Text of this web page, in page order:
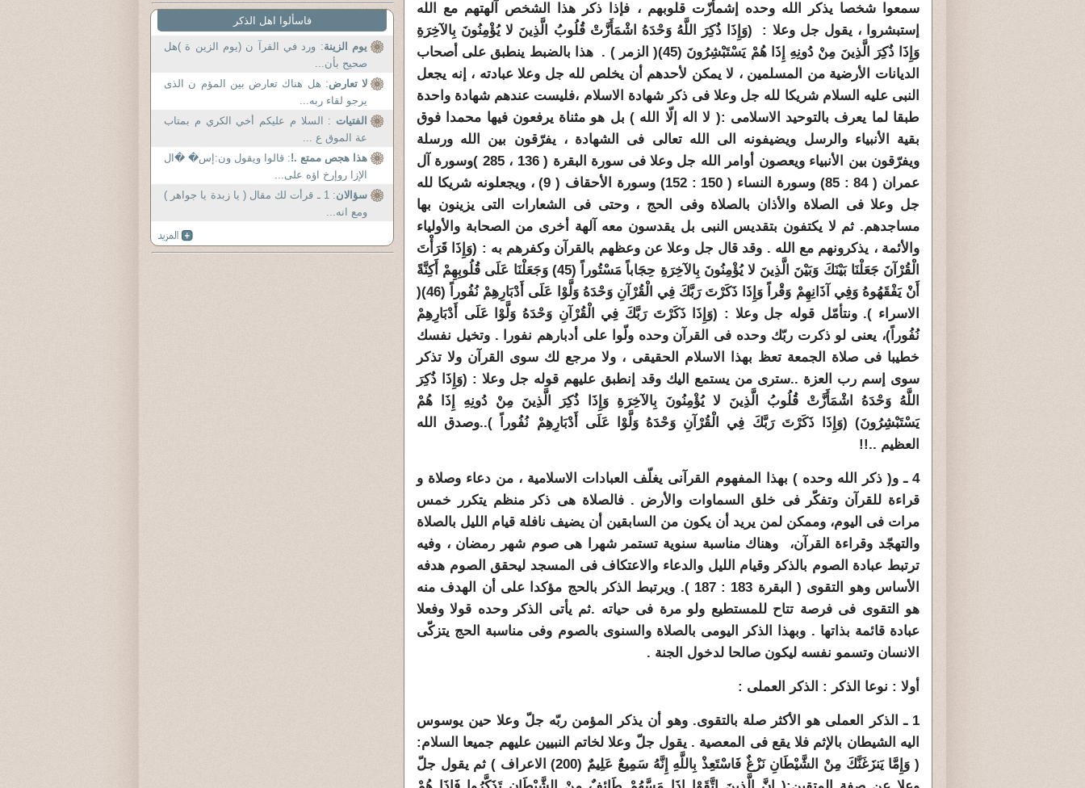
سمعوا شخصا يذكر الله وحده إشمأزّت قلوبهم ، فإذا ذكر هذا الشخص آلهتهم مع الله
إستبشروا ، يقول جل وعلا :
(وَإِذَا ذُكِرَ اللَّهُ وَحْدَهُ اشْمَأَزَّتْ قُلُوبُ الَّذِينَ لا يُؤْمِنُونَ بِالآخِرَةِ
وَإِذَا ذُكِرَ الَّذِينَ مِنْ دُونِهِ إِذَا هُمْ يَسْتَبْشِرُونَ (45)
( الزمر ) . هذا بالضبط ينطبق على أصحاب
الديانات الأرضية من المسلمين ، لا يمكن لأحدهم أن يخلص لله جل وعلا عبادته ، إنه يجعل
النبى عليه السلام شريكا لله جل وعلا فى ذكر شهادة الاسلام ،فليست عندهم شهادة واحدة
طبقا لما يعرف بالتوحيد الاسلامى :( لا اله إلّا الله ) بل هو مثناة يرفعون فيها محمدا فوق
بقية الأنبياء والرسل ويضيفونه الى الله تعالى فى الشهادة ، يفرّقون بين الله ورسلة
ويفرّقون بين الأنبياء ويعصون أوامر الله جل وعلا فى سورة البقرة ( 136 ، 285 )وسورة آل
عمران ( 84 : 85) وسورة النساء ( 150 : 152) وسورة الأحقاف ( 9) ، ويجعلونه شريكا لله
جل وعلا فى الصلاة والأذان بالصلاة وفى الحج ، وحتى فى الشعارات التى يزينون بها
مساجدهم. ثم لا يكتفون بتقديس النبى بل يقدسون معه آلهة أخرى من الصحابة والأولياء
والأئمة ، يذكرونهم مع الله . وقد قال جل وعلا عن وعظهم بالقرآن وكفرهم به : (وَإِذَا قَرَأْتَ
الْقُرْآنَ جَعَلْنَا بَيْنَكَ وَبَيْنَ الَّذِينَ لا يُؤْمِنُونَ بِالآخِرَةِ حِجَاباً مَسْتُوراً (45) وَجَعَلْنَا عَلَى قُلُوبِهِمْ أَكِنَّةً
أَنْ يَفْقَهُوهُ وَفِي آذَانِهِمْ وَقْراً وَإِذَا ذَكَرْتَ رَبَّكَ فِي الْقُرْآنِ وَحْدَهُ وَلَّوْا عَ
لَى أَدْبَارِهِمْ نُفُوراً (46)(
الاسراء ). ونتأمّل قوله جل وعلا : (وَإِذَا ذَكَرْتَ رَبَّكَ فِي الْقُرْآنِ وَحْدَهُ وَلَّوْا عَلَى أَدْبَارِهِمْ
نُفُوراً)، يعنى لو ذكرت ربّك وحده فى القرآن وحده ولّوا على أدبارهم نفورا . وتخيل نفسك
خطيبا فى صلاة الجمعة تعظ بهذا الاسلام الحقيقى ، ولا مرجع لك سوى القرآن ولا تذكر
سوى إسم رب العزة ..سترى من يستمع اليك وقد إنطبق عليهم قوله جل وعلا : (وَإِذَا ذُكِرَ
اللَّهُ وَحْدَهُ اشْمَأَزَّتْ قُلُوبُ الَّذِينَ لا يُؤْمِنُونَ بِالآخِرَةِ وَإِذَا ذُكِرَ الَّذِينَ مِنْ دُونِهِ إِذَا هُمْ
يَسْتَبْشِرُونَ) (وَإِذَا ذَكَرْتَ رَبَّكَ فِي الْقُرْآنِ وَحْدَهُ وَلَّوْا عَلَى أَدْبَارِهِمْ نُفُوراً )..وصدق الله
العظيم ..!!
4 ـ و( ذكر الله وحده ) بهذا المفهوم القرآنى يغلّف العبادات الاسلامية ، من دعاء وصلاة و
قراءة للقرآن وتفكّر فى خلق السماوات والأرض . فالصلاة هى ذكر منظم يتكرر خمس
مرات فى اليوم، وممكن لمن يريد أن يكون من السابقين أن يضيف نافلة قيام الليل بالصلاة
والتهجّد وقراءة القرآن، وهناك مناسبة سنوية تستمر شهرا هى صوم شهر رمضان ، وفيه
ترتبط عبادة الصوم بالذكر وقيام الليل والدعاء والاعتكاف فى المسجد ليحقق الصوم هدفه
الأساس وهو التقوى ( البقرة 183 : 187 ). ويرتبط الذكر بالحج مؤكدا على أن الهدف منه
هو التقوى فى فرصة تتاح للمستطيع ولو مرة فى حياته .ثم يأتى الذكر وحده قولا وفعلا
عبادة قائمة بذاتها . وبهذا الذكر اليومى بالصلاة والسنوى بالصوم وفى مناسبة الحج يتزكّى
الانسان وتسمو نفسه ليكون صالحا لدخول الجنة .
أولا : نوعا الذكر : الذكر العملى :
1 ـ الذكر العملى هو الأكثر صلة بالتقوى. وهو أن يذكر المؤمن ربّه جلّ وعلا حين يوسوس
اليه الشيطان بالإثم فلا يقع فى المعصية . يقول جلّ وعلا لخاتم النبيين عليهم جميعا السلام:
( وَإِمَّا يَنزَغَنَّكَ مِنْ الشَّيْطَانِ نَزْغٌ فَاسْتَعِذْ بِاللَّهِ إِنَّهُ سَمِيعٌ عَلِيمٌ (200) الاعراف ) ثم يقول جلّ
فاسألوا اهل الذكر
يوم الزينة: ورد في القرآ ن (يوم الزين ة )هل
صحيح بأن...
لا تعارض: هل هناك تعارض بين المؤم ن الذى
يرجو لقاء ربه...
الفتيات : السلا م عليكم أخي الكري م بمتاب
عة الموق ع ...
هذا هجص ممتع .!: قالوا ويقول ون:إس� �ال
الإزا روإرخ اؤه على...
سؤالان
: 1 ـ قرأت لك مقال ( يا زبدة يا جواهر )
ومع انه...